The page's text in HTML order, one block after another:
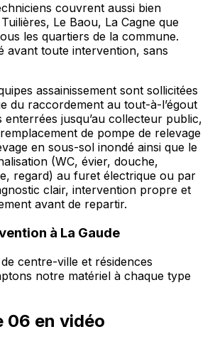
couvrent aussi bien
Le Baou, La Cagne que
les quartiers de la commune.
avant toute intervention, sans
assainissement sont sollicitées
du raccordement au tout-à-l’égout
enterrées jusqu’au collecteur public,
de pompe de relevage
en sous-sol inondé ainsi que le
(WC, évier, douche,
regard) au furet électrique ou par
clair, intervention propre et
avant de repartir.
à La Gaude
centre-ville et résidences
notre matériel à chaque type
06 en vidéo